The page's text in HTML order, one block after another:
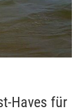
Haves für